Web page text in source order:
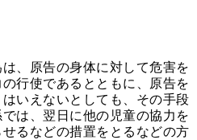
、原告の身体に対して危害を
行使であるとともに、原告を
いえないとしても、その手段
は、翌日に他の児童の協力を
るなどの措置をとるなどの方